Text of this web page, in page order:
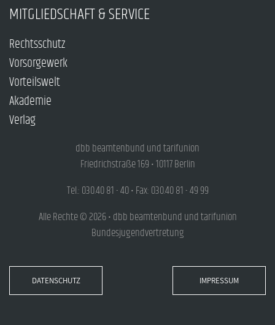
MITGLIEDSCHAFT & SERVICE
Rechtsschutz
Vorsorgewerk
Vorteilswelt
Akademie
Verlag
dbb beamtenbund und tarifunion
Friedrichstraße 169 • 10117 Berlin
Tel.: 030.40 81 - 40 • Fax: 030.40 81 - 49 99
Alle Rechte © 2026 • dbb beamtenbund und tarifunion
Bundesjugendvertretung
DATENSCHUTZ IMPRESSUM